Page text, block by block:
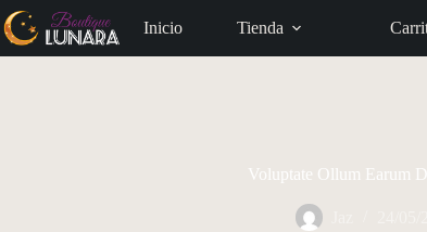
Saltar
al
contenido
Inicio Tienda
Voluptate Ollum Earum